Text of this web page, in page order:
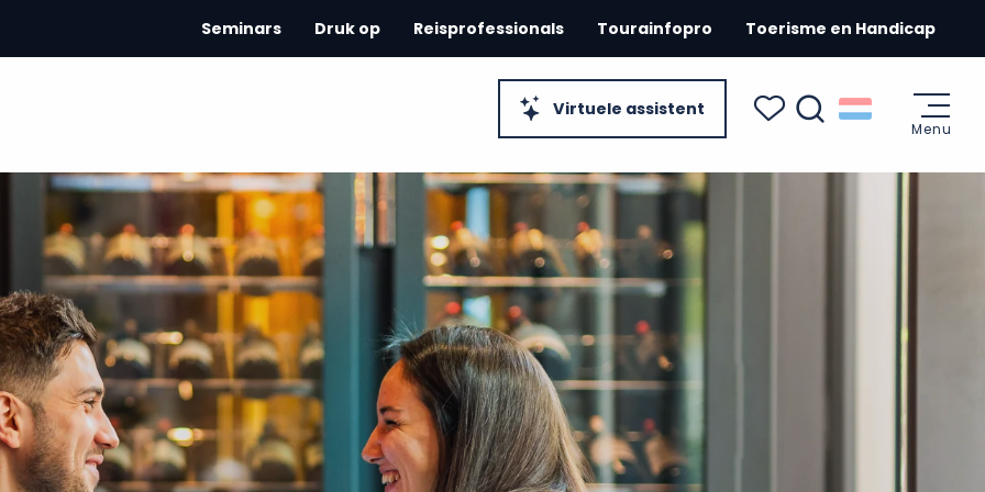
Virtuele assistent
Seminars Druk op Reisprofessionals Tourainfopro Toerisme en Handicap
Menu